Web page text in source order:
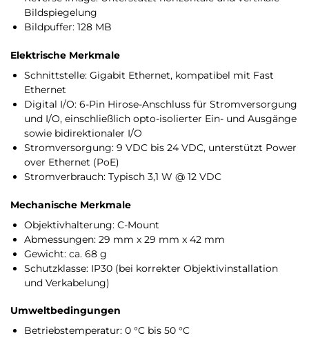
Bildspiegelung
Bildpuffer: 128 MB
Elektrische Merkmale
Schnittstelle: Gigabit Ethernet, kompatibel mit Fast
Ethernet
Digital I/O: 6-Pin Hirose-Anschluss für Stromversorgung
und I/O, einschließlich opto-isolierter Ein- und Ausgänge
sowie bidirektionaler I/O
Stromversorgung: 9 VDC bis 24 VDC, unterstützt Power
over Ethernet (PoE)
Stromverbrauch: Typisch 3,1 W @ 12 VDC
Mechanische Merkmale
Objektivhalterung: C-Mount
Abmessungen: 29 mm x 29 mm x 42 mm
Gewicht: ca. 68 g
Schutzklasse: IP30 (bei korrekter Objektivinstallation
und Verkabelung)
Umweltbedingungen
Betriebstemperatur: 0 °C bis 50 °C